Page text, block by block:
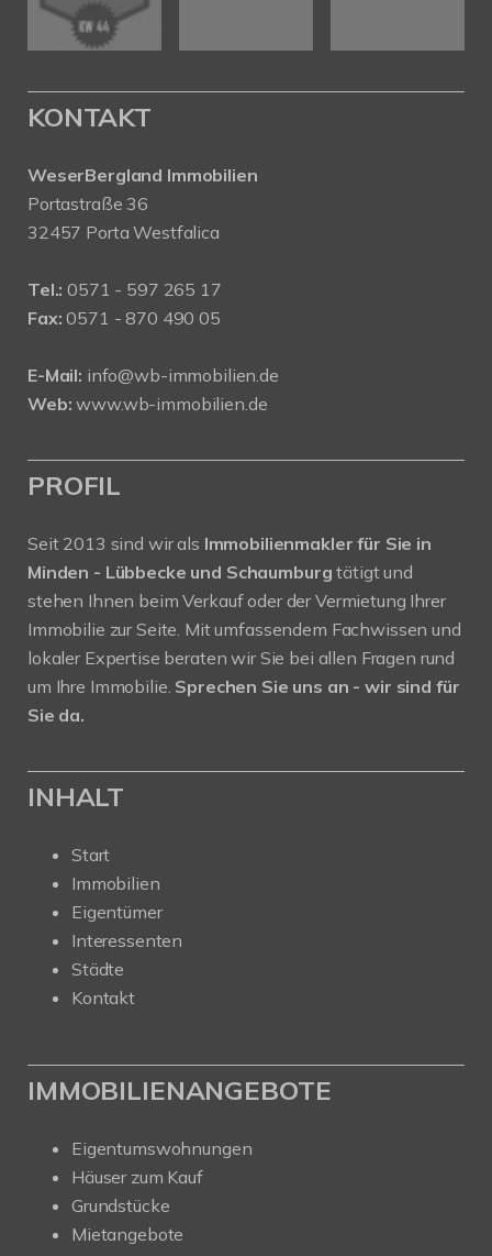
KONTAKT
WeserBergland Immobilien
Portastraße 36
32457 Porta Westfalica
Tel.: 0571 - 597 265 17
Fax: 0571 - 870 490 05
E-Mail: info@wb-immobilien.de
Web: www.wb-immobilien.de
PROFIL
Seit 2013 sind wir als Immobilienmakler für Sie in
Minden - Lübbecke und Schaumburgtätigt und
stehen Ihnen beim Verkauf oder der Vermietung Ihrer
Immobilie zur Seite. Mit umfassendem Fachwissen und
lokaler Expertise beraten wir Sie bei allen Fragen rund
um Ihre Immobilie. Sprechen Sie uns an - wir sind für
Sie da.
INHALT
Start
Immobilien
Eigentümer
Interessenten
Städte
Kontakt
IMMOBILIENANGEBOTE
Eigentumswohnungen
Häuser zum Kauf
Grundstücke
Mietangebote